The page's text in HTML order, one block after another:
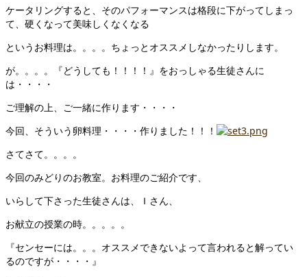
ケータリングすると、そのパフォーマンスは格段に下がってしまっ
て、硬くなって美味しくなくなる
というお料理は。。。。ちょっとオススメしなかったりします。
が。。。。『どうしても！！！！』をおっしゃる生徒さんに
は・・・・
ご理解の上、ご一緒に作ります・・・・
今回、そういう卵料理・・・・作りました！！！
さてさて。。。。
今回のみどりのお教室。お料理のご紹介です、
いらして下さった生徒さんは、Ｉさん、
お献立の授業の時。。。。。
『センセーには。。。オススメできないよって言われると解ってい
るのですが・・・・』